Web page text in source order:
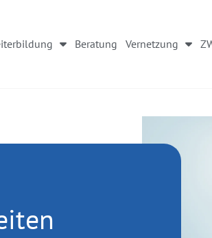
Beratung Vernetzung